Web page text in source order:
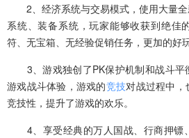
2、经济系统与交易模式，使用大量全
系统、装备系统，玩家能够收获到绝佳
符、无宝箱、无经验促销任务，更加的好玩
3、游戏独创了PK保护机制和战斗平
游戏战斗体验，游戏的竞技对战过程中
竞技性，提升了游戏的欢乐。
4、享受经典的万人国战、行商押镖